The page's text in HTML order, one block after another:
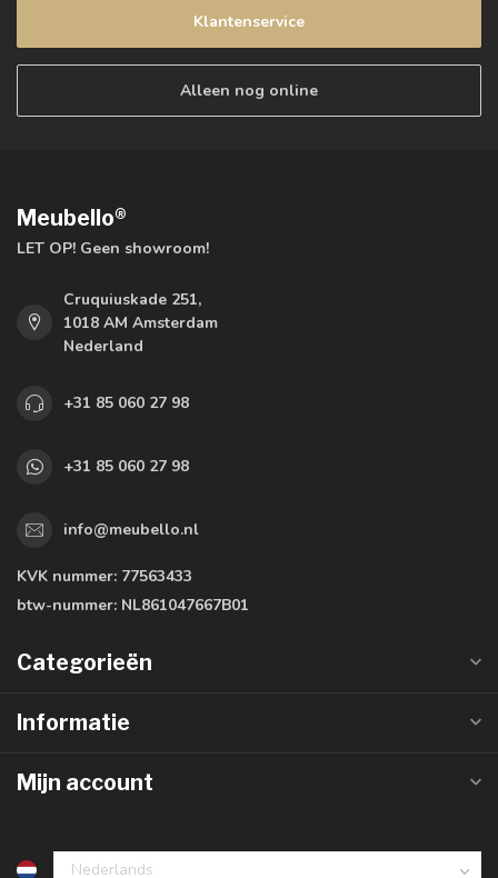
Klantenservice
Alleen nog online
Meubello®
LET OP! Geen showroom!
Cruquiuskade 251,
1018 AM Amsterdam
Nederland
+31 85 060 27 98
+31 85 060 27 98
info@meubello.nl
KVK nummer: 77563433
btw-nummer: NL861047667B01
Categorieën
Informatie
Mijn account